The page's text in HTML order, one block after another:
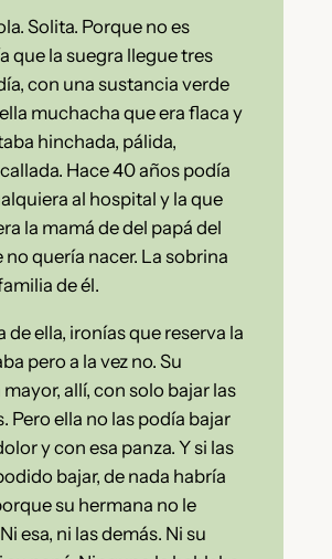
Solita. Porque no es
que la suegra llegue tres
con una sustancia verde
muchacha que era flaca y
hinchada, pálida,
Hace 40 años podía
al hospital y la que
la mamá de del papá del
no quería nacer. La sobrina
de él.
de ella, ironías que reserva la
pero a la vez no. Su
allí, con solo bajar las
Pero ella no las podía bajar
y con esa panza. Y si las
bajar, de nada habría
su hermana no le
esa, ni las demás. Ni su